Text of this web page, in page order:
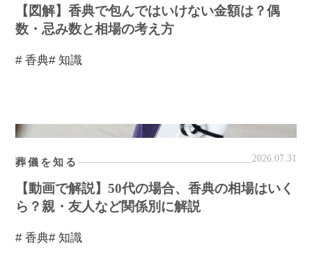
【図解】香典で包んではいけない金額は？偶
数・忌み数と相場の考え方
# 香典# 知識
葬儀を知る 2026.07.31
【動画で解説】50代の場合、香典の相場はいく
ら？親・友人など関係別に解説
# 香典# 知識